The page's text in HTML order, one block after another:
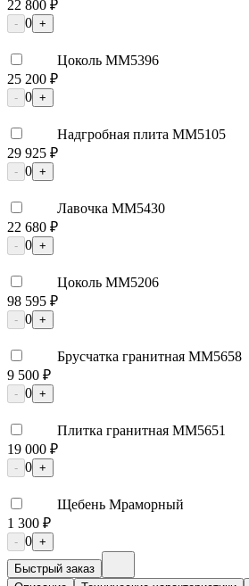
22 800 ₽
- 0 +
Цоколь ММ5396
25 200 ₽
- 0 +
Надгробная плита ММ5105
29 925 ₽
- 0 +
Лавочка ММ5430
22 680 ₽
- 0 +
Цоколь ММ5206
98 595 ₽
- 0 +
Брусчатка гранитная ММ5658
9 500 ₽
- 0 +
Плитка гранитная ММ5651
19 000 ₽
- 0 +
Щебень Мраморный
1 300 ₽
- 0 +
Быстрый заказ